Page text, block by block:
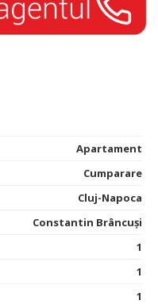
Apartament
Cumparare
Cluj-Napoca
Constantin Brâncuși
1
1
1